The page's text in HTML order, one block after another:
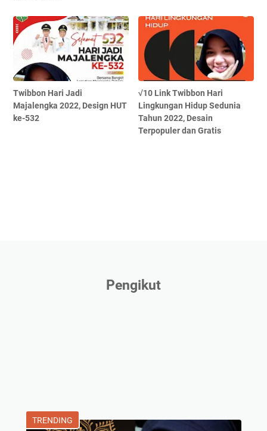
Twibbon Hari Jadi
Majalengka 2022, Design HUT
ke-532
√10 Link Twibbon Hari
Lingkungan Hidup Sedunia
Tahun 2022, Desain
Terpopuler dan Gratis
Pengikut
TRENDING